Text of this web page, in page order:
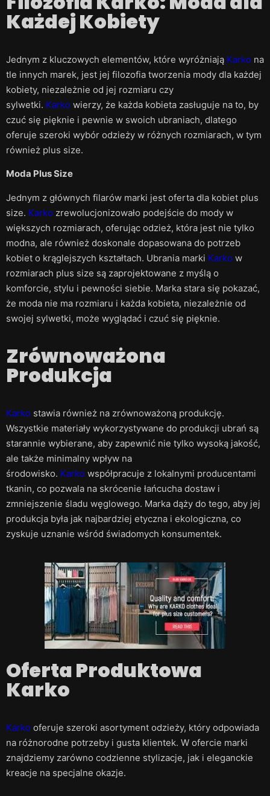
Każdej Kobiety
Jednym z kluczowych elementów, które wyróżniają Karko na
tle innych marek, jest jej filozofia tworzenia mody dla każdej
kobiety, niezależnie od jej rozmiaru czy
sylwetki. Karko wierzy, że każda kobieta zasługuje na to, by
czuć się pięknie i pewnie w swoich ubraniach, dlatego
oferuje szeroki wybór odzieży w różnych rozmiarach, w tym
również plus size.
Moda Plus Size
Jednym z głównych filarów marki jest oferta dla kobiet plus
size. Karko zrewolucjonizowało podejście do mody w
większych rozmiarach, oferując odzież, która jest nie tylko
modna, ale również doskonale dopasowana do potrzeb
kobiet o krąglejszych kształtach. Ubrania marki Karko w
rozmiarach plus size są zaprojektowane z myślą o
komforcie, stylu i pewności siebie. Marka stara się pokazać,
że moda nie ma rozmiaru i każda kobieta, niezależnie od
swojej sylwetki, może wyglądać i czuć się pięknie.
Zrównoważona
Produkcja
Karko stawia również na zrównoważoną produkcję.
Wszystkie materiały wykorzystywane do produkcji ubrań są
starannie wybierane, aby zapewnić nie tylko wysoką jakość,
ale także minimalny wpływ na
środowisko. Karko współpracuje z lokalnymi producentami
tkanin, co pozwala na skrócenie łańcucha dostaw i
zmniejszenie śladu węglowego. Marka dąży do tego, aby jej
produkcja była jak najbardziej etyczna i ekologiczna, co
zyskuje uznanie wśród świadomych konsumentek.
Oferta Produktowa
Karko
Karko oferuje szeroki asortyment odzieży, który odpowiada
na różnorodne potrzeby i gusta klientek. W ofercie marki
znajdziemy zarówno codzienne stylizacje, jak i eleganckie
kreacje na specjalne okazje.